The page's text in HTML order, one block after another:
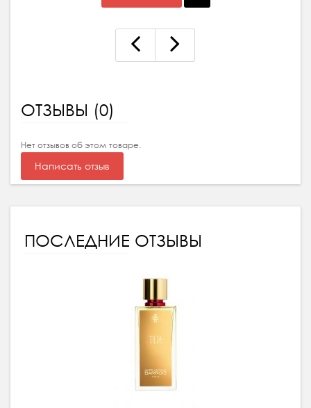
ОТЗЫВЫ (0)
Нет отзывов об этом товаре.
Написать отзыв
ПОСЛЕДНИЕ ОТЗЫВЫ